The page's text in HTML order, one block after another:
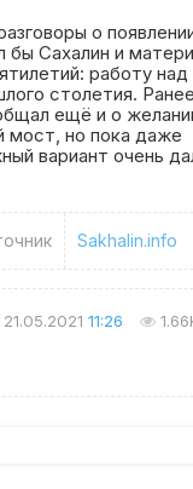
о
бы Сахалин и
работу над
столетия.
ещё и о
мост, но пока даже
вариант очень
Sakhalin.info
21.05.2021 11:26